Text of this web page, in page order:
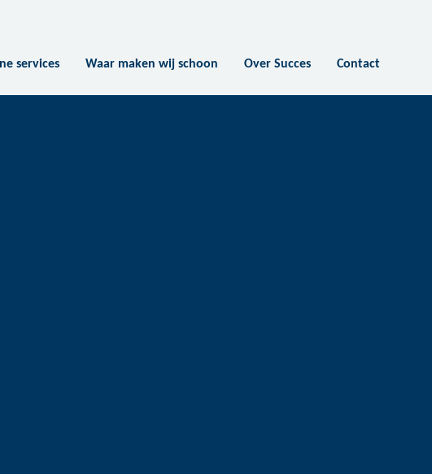
services Waar maken wij schoon Over Succes Contact